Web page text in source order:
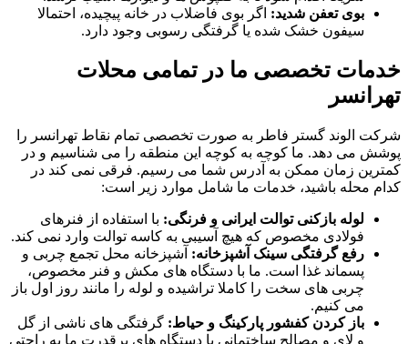
بوی تعفن شدید: اگر بوی فاضلاب در خانه پیچیده، احتمالا
سیفون خشک شده یا گرفتگی رسوبی وجود دارد.
خدمات تخصصی ما در تمامی محلات
تهرانسر
شرکت الوند گستر فاطر به صورت تخصصی تمام نقاط تهرانسر را
پوشش می دهد. ما کوچه به کوچه این منطقه را می شناسیم و در
کمترین زمان ممکن به آدرس شما می رسیم. فرقی نمی کند در
کدام محله باشید، خدمات ما شامل موارد زیر است:
لوله بازکنی توالت ایرانی و فرنگی: با استفاده از فنرهای
فولادی مخصوص که هیچ آسیبی به کاسه توالت وارد نمی کند.
رفع گرفتگی سینک آشپزخانه: آشپزخانه محل تجمع چربی و
پسماند غذا است. ما با دستگاه های مکش و فنر مخصوص،
چربی های سخت را کاملا تراشیده و لوله را مانند روز اول باز
می کنیم.
باز کردن کفشور پارکینگ و حیاط: گرفتگی های ناشی از گل
و لای و مصالح ساختمانی با دستگاه های پرقدرت ما به راحتی